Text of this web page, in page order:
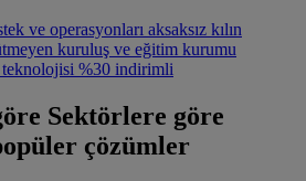
ve operasyonları aksaksız kılın
kuruluş ve eğitim kurumu
%30 indirimli
Sektörlere göre
çözümler